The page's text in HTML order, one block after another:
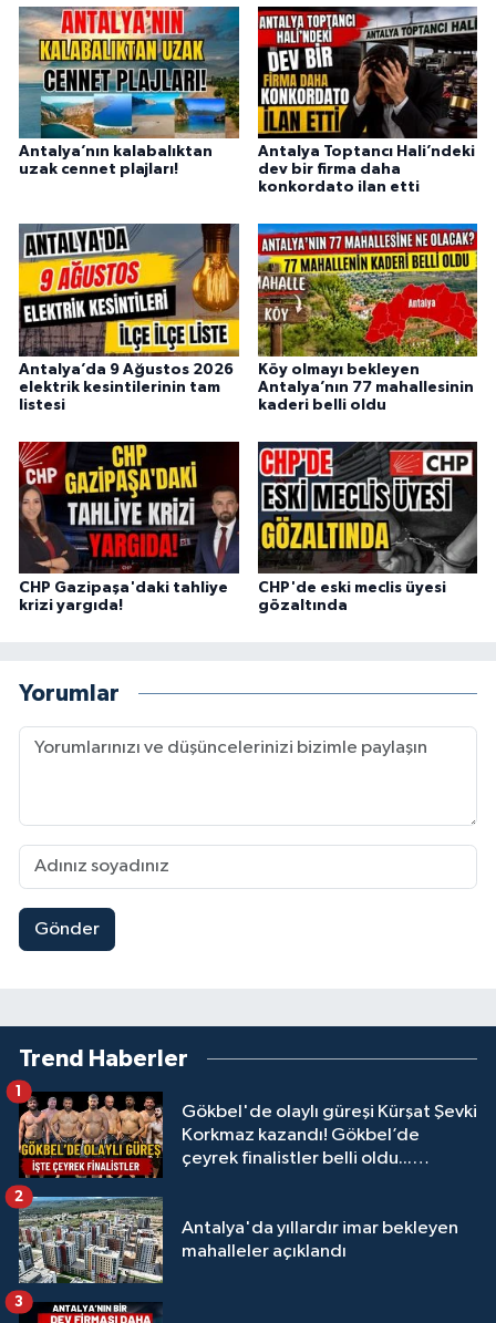
Antalya’nın kalabalıktan
uzak cennet plajları!
Antalya Toptancı Hali’ndeki
dev bir firma daha
konkordato ilan etti
Antalya’da 9 Ağustos 2026
elektrik kesintilerinin tam
listesi
Köy olmayı bekleyen
Antalya’nın 77 mahallesinin
kaderi belli oldu
CHP Gazipaşa'daki tahliye
krizi yargıda!
CHP'de eski meclis üyesi
gözaltında
Yorumlar
Gönder
Trend Haberler
Gökbel'de olaylı güreşi Kürşat Şevki
Korkmaz kazandı! Gökbel’de
çeyrek finalistler belli oldu...
1
Antalya'da yıllardır imar bekleyen
mahalleler açıklandı
2
3